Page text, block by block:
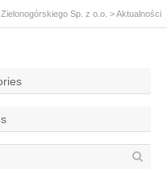
Sp. z o.o. >Aktualności